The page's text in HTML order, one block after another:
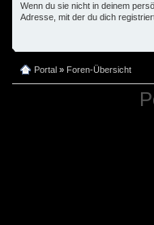
Wenn du sie nicht in deinem
Adresse, mit der du dich
Portal » Foren-Übersicht